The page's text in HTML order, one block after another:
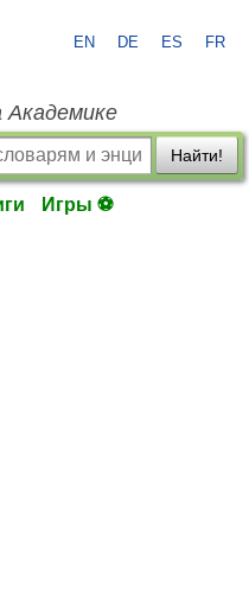
EN DE ES FR
Академике
Найти!
Игры ⚽